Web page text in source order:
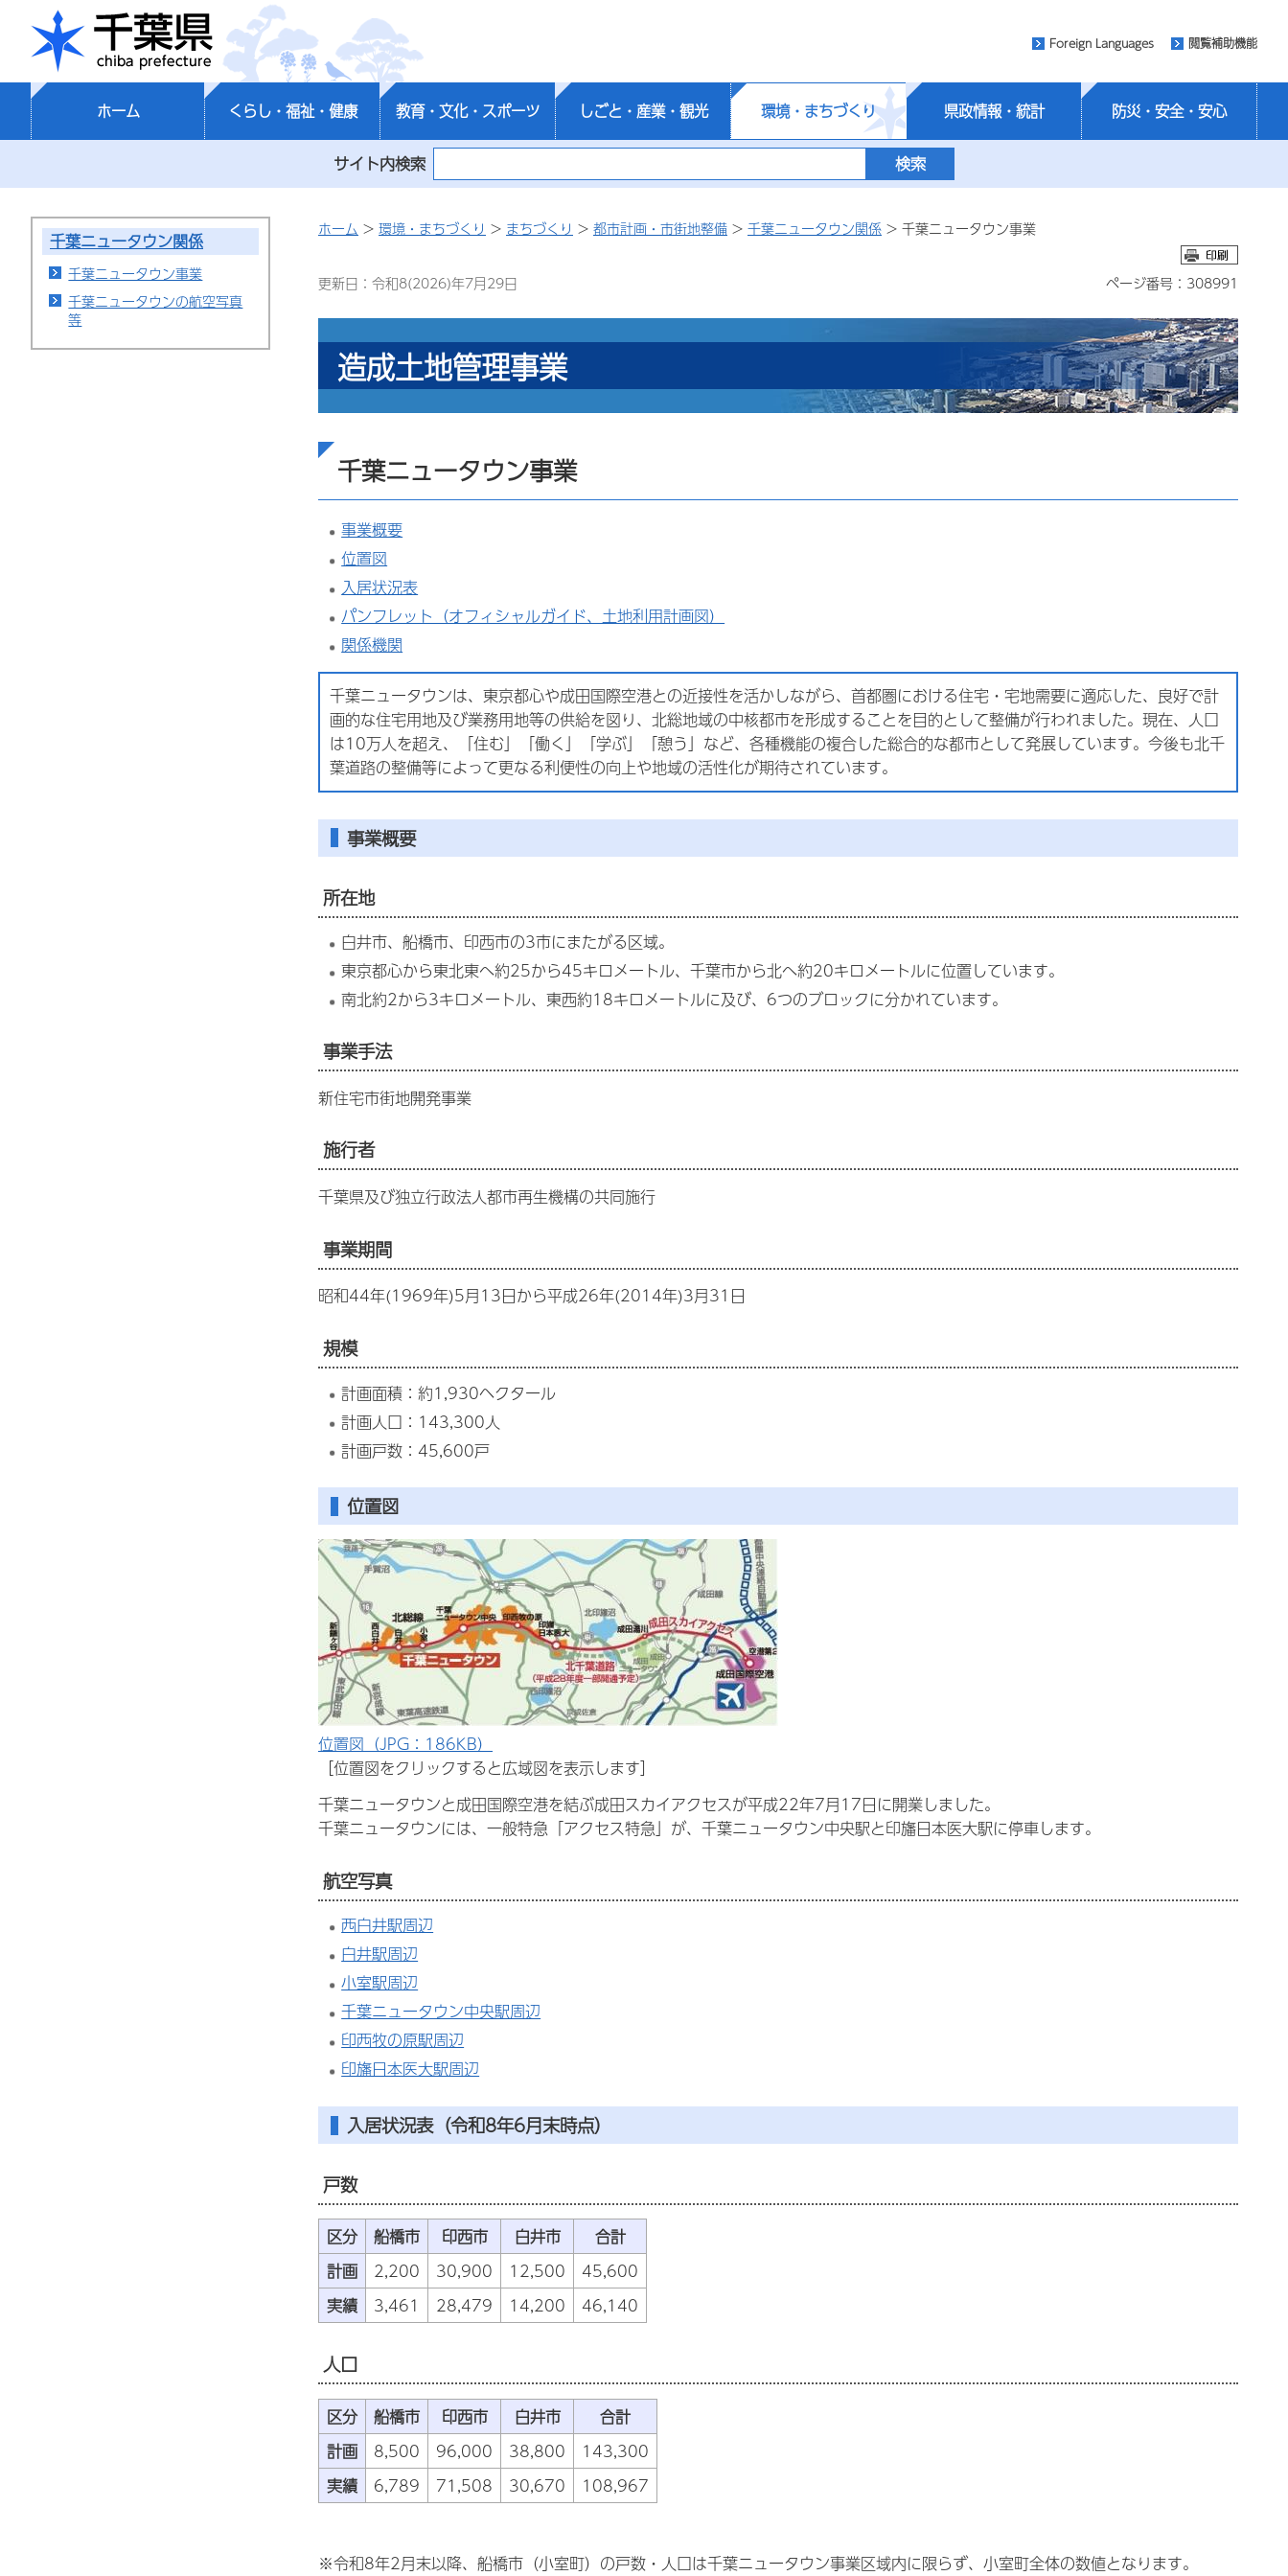
千葉県
Foreign Languages 閲覧補助機能
ホーム くらし・福祉・健康 教育・文化・スポーツ しごと・産業・観光 環境・まちづくり 県政情報・統計 防災・安全・安心
サイト内検索
千葉ニュータウン関係
千葉ニュータウン事業
千葉ニュータウンの航空写真
等
ホーム > 環境・まちづくり > まちづくり > 都市計画・市街地整備 > 千葉ニュータウン関係 > 千葉ニュータウン事業
更新日：令和8(2026)年7月29日 ページ番号：308991
造成土地管理事業
千葉ニュータウン事業
事業概要
位置図
入居状況表
パンフレット（オフィシャルガイド、土地利用計画図）
関係機関
千葉ニュータウンは、東京都心や成田国際空港との近接性を活かしながら、首都圏における住宅・宅地需要に適応した、良好で計
画的な住宅用地及び業務用地等の供給を図り、北総地域の中核都市を形成することを目的として整備が行われました。現在、人口
は10万人を超え、「住む」「働く」「学ぶ」「憩う」など、各種機能の複合した総合的な都市として発展しています。今後も北千
葉道路の整備等によって更なる利便性の向上や地域の活性化が期待されています。
事業概要
所在地
白井市、船橋市、印西市の3市にまたがる区域。
東京都心から東北東へ約25から45キロメートル、千葉市から北へ約20キロメートルに位置しています。
南北約2から3キロメートル、東西約18キロメートルに及び、6つのブロックに分かれています。
事業手法
新住宅市街地開発事業
施行者
千葉県及び独立行政法人都市再生機構の共同施行
事業期間
昭和44年(1969年)5月13日から平成26年(2014年)3月31日
規模
計画面積：約1,930ヘクタール
計画人口：143,300人
計画戸数：45,600戸
位置図
位置図（JPG：186KB）
［位置図をクリックすると広域図を表示します］
千葉ニュータウンと成田国際空港を結ぶ成田スカイアクセスが平成22年7月17日に開業しました。
千葉ニュータウンには、一般特急「アクセス特急」が、千葉ニュータウン中央駅と印旛日本医大駅に停車します。
航空写真
西白井駅周辺
白井駅周辺
小室駅周辺
千葉ニュータウン中央駅周辺
印西牧の原駅周辺
印旛日本医大駅周辺
入居状況表（令和8年6月末時点）
戸数
区分 船橋市 印西市 白井市
合計
計画
2,200 30,900 12,500
45,600
実績
3,461 28,479 14,200 46,140
人口
区分 船橋市 印西市 白井市
合計
計画
8,500 96,000 38,800
143,300
実績
6,789 71,508 30,670 108,967
※令和8年2月末以降、船橋市（小室町）の戸数・人口は千葉ニュータウン事業区域内に限らず、小室町全体の数値となります。